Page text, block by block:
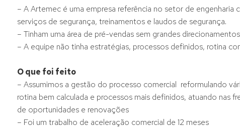
– A Artemec é uma empresa referência no setor de
serviços de segurança, treinamentos e laudos de segurança.
– Tinham uma área de pré-vendas sem grandes
– A equipe não tinha estratégias, processos definidos, rotina
O que foi feito
– Assumimos a gestão do processo comercial reformulando
rotina bem calculada e processos mais definidos, atuando nas
de oportunidades e renovações
– Foi um trabalho de aceleração comercial de 12 meses